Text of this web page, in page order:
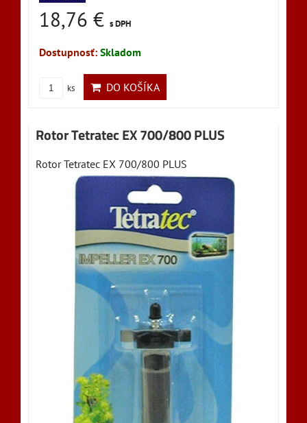
18,76 € s DPH
Dostupnosť: Skladom
ks DO KOŠÍKA
Rotor Tetratec EX 700/800 PLUS
Rotor Tetratec EX 700/800 PLUS